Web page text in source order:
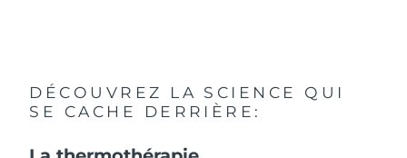
DÉCOUVREZ LA SCIENCE QUI
SE CACHE DERRIÈRE: